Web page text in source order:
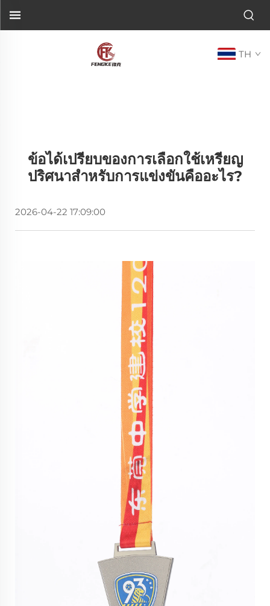
TH
ข้อได้เปรียบของการเลือกใช้เหรียญ
ปริศนาสำหรับการแข่งขันคืออะไร?
2026-04-22 17:09:00